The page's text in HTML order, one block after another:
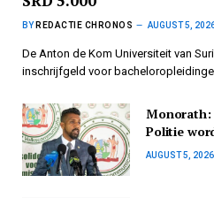
BY REDACTIE CHRONOS AUGUST 5,
De Anton de Kom Universiteit van
inschrijfgeld voor
Monorath:
Politie
AUGUST 5, 2026